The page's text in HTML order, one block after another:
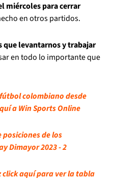
miércoles para cerrar
en otros partidos.
que levantarnos y trabajar
en todo lo importante que
colombiano desde
a Win Sports Online
de los
Dimayor 2023 - 2
click aquí para ver la tabla